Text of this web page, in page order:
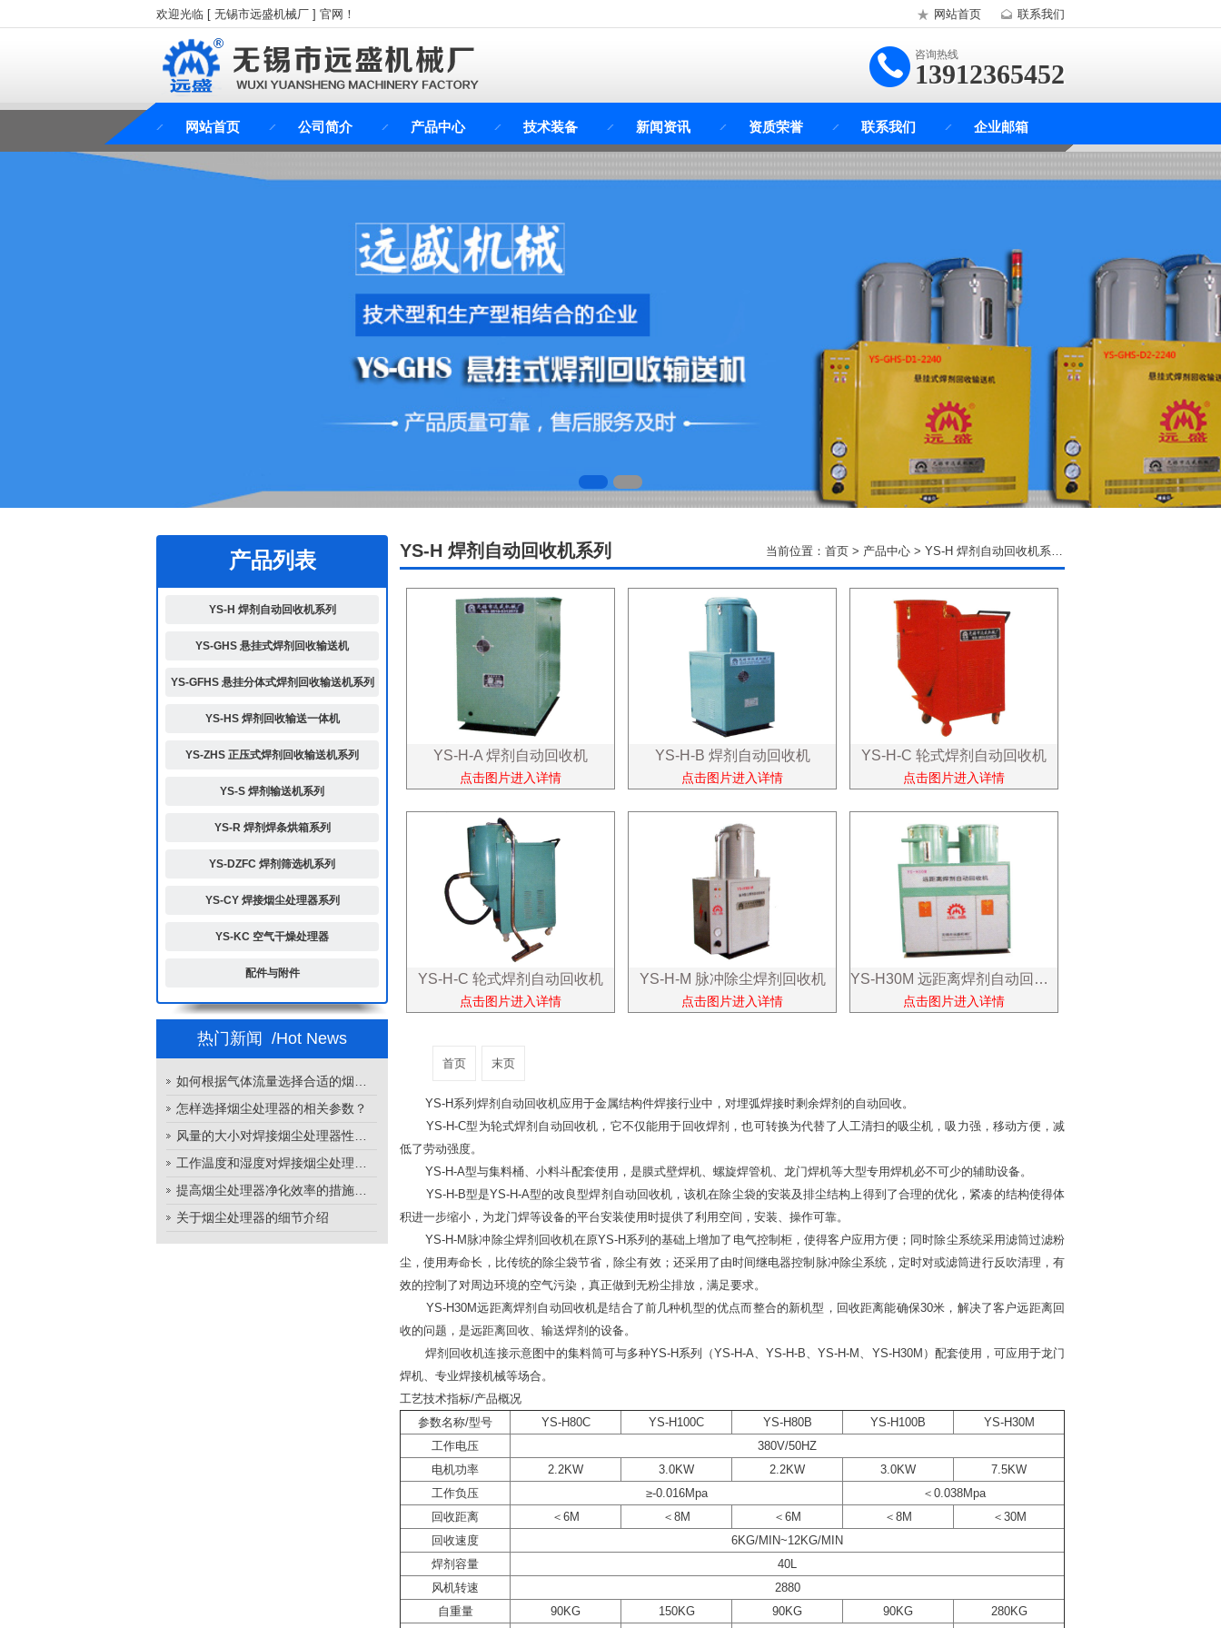
欢迎光临 [ 无锡市远盛机械厂 ] 官网！ 网站首页 联系我们
咨询热线
13912365452
网站首页 公司简介 产品中心 技术装备 新闻资讯 资质荣誉 联系我们 企业邮箱
产品列表
YS-H 焊剂自动回收机系列
YS-GHS 悬挂式焊剂回收输送机
YS-GFHS 悬挂分体式焊剂回收输送机系列
YS-HS 焊剂回收输送一体机
YS-ZHS 正压式焊剂回收输送机系列
YS-S 焊剂输送机系列
YS-R 焊剂焊条烘箱系列
YS-DZFC 焊剂筛选机系列
YS-CY 焊接烟尘处理器系列
YS-KC 空气干燥处理器
配件与附件
热门新闻 /Hot News
怎样选择烟尘处理器的相关参数？
关于烟尘处理器的细节介绍
YS-H 焊剂自动回收机系列 当前位置： 首页> 产品中心> YS-H 焊剂自动回收机系列
YS-H-A 焊剂自动回收机
点击图片进入详情
YS-H-B 焊剂自动回收机
点击图片进入详情
YS-H-C 轮式焊剂自动回收机
点击图片进入详情
YS-H-C 轮式焊剂自动回收机
点击图片进入详情
YS-H-M 脉冲除尘焊剂回收机
点击图片进入详情
YS-H30M 远距离焊剂自动回收机
点击图片进入详情
首页 末页
YS-H系列焊剂自动回收机应用于金属结构件焊接行业中，对埋弧焊接时剩余焊剂的自动回收。
YS-H-C型为轮式焊剂自动回收机，它不仅能用于回收焊剂，也可转换为代替了人工清扫的吸尘机，吸力强，移动方便，减
低了劳动强度。
YS-H-A型与集料桶、小料斗配套使用，是膜式壁焊机、螺旋焊管机、龙门焊机等大型专用焊机必不可少的辅助设备。
YS-H-B型是YS-H-A型的改良型焊剂自动回收机，该机在除尘袋的安装及排尘结构上得到了合理的优化，紧凑的结构使得体
积进一步缩小，为龙门焊等设备的平台安装使用时提供了利用空间，安装、操作可靠。
YS-H-M脉冲除尘焊剂回收机在原YS-H系列的基础上增加了电气控制柜，使得客户应用方便；同时除尘系统采用滤筒过滤粉
尘，使用寿命长，比传统的除尘袋节省，除尘有效；还采用了由时间继电器控制脉冲除尘系统，定时对或滤筒进行反吹清理，有
效的控制了对周边环境的空气污染，真正做到无粉尘排放，满足要求。
YS-H30M远距离焊剂自动回收机是结合了前几种机型的优点而整合的新机型，回收距离能确保30米，解决了客户远距离回
收的问题，是远距离回收、输送焊剂的设备。
焊剂回收机连接示意图中的集料筒可与多种YS-H系列（YS-H-A、YS-H-B、YS-H-M、YS-H30M）配套使用，可应用于龙门
焊机、专业焊接机械等场合。
工艺技术指标/产品概况
参数名称/型号
YS-H80C YS-H100C YS-H80B YS-H100B
YS-H30M
工作电压
380V/50HZ
电机功率
2.2KW 3.0KW 2.2KW 3.0KW
7.5KW
工作负压
≥-0.016Mpa
＜0.038Mpa
回收距离
＜6M ＜8M ＜6M ＜8M
＜30M
回收速度
6KG/MIN~12KG/MIN
焊剂容量
40L
风机转速
2880
自重量
90KG 150KG 90KG 90KG 280KG